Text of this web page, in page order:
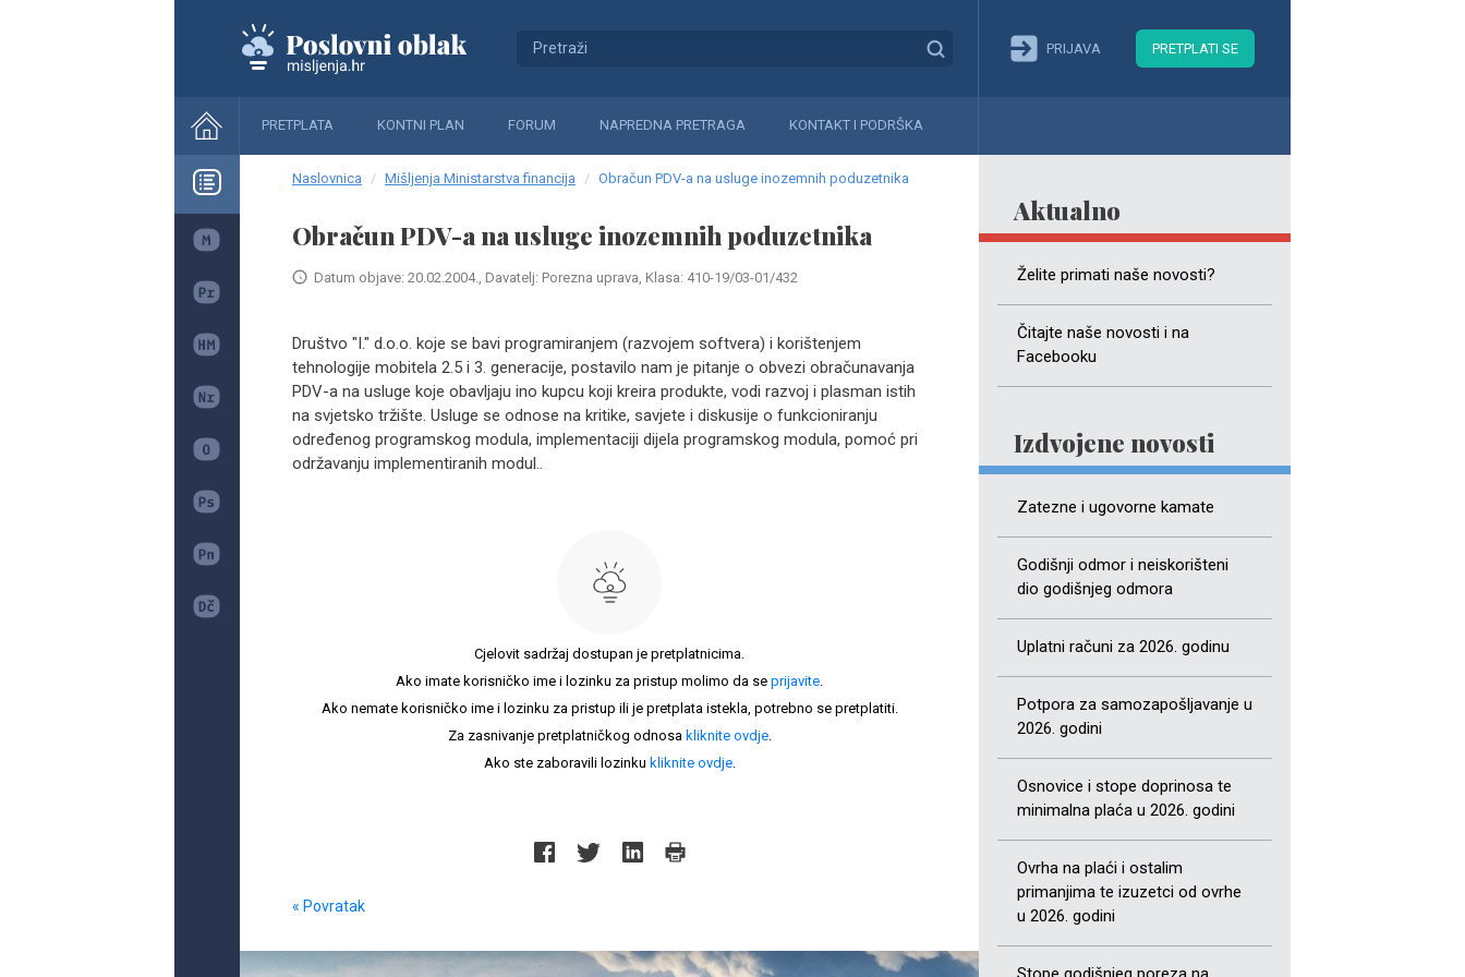
PRIJAVA PRETPLATI SE
PRETPLATA KONTNI PLAN FORUM NAPREDNA PRETRAGA KONTAKT I PODRŠKA
Aktualno
Želite primati naše novosti?
Čitajte naše novosti i na
Facebooku
Izdvojene novosti
Zatezne i ugovorne kamate
Godišnji odmor i neiskorišteni
dio godišnjeg odmora
Uplatni računi za 2026. godinu
Potpora za samozapošljavanje u
2026. godini
Osnovice i stope doprinosa te
minimalna plaća u 2026. godini
Ovrha na plaći i ostalim
primanjima te izuzetci od ovrhe
u 2026. godini
Naslovnica Mišljenja Ministarstva financija Obračun PDV-a na usluge inozemnih poduzetnika
Obračun PDV-a na usluge inozemnih poduzetnika
Datum objave: 20.02.2004., Davatelj: Porezna uprava, Klasa: 410-19/03-01/432
Društvo "I." d.o.o. koje se bavi programiranjem (razvojem softvera) i korištenjem
tehnologije mobitela 2.5 i 3. generacije, postavilo nam je pitanje o obvezi obračunavanja
PDV-a na usluge koje obavljaju ino kupcu koji kreira produkte, vodi razvoj i plasman istih
na svjetsko tržište. Usluge se odnose na kritike, savjete i diskusije o funkcioniranju
određenog programskog modula, implementaciji dijela programskog modula, pomoć pri
održavanju implementiranih modul..
Cjelovit sadržaj dostupan je pretplatnicima.
Ako imate korisničko ime i lozinku za pristup molimo da se prijavite.
Ako nemate korisničko ime i lozinku za pristup ili je pretplata istekla, potrebno se pretplatiti.
Za zasnivanje pretplatničkog odnosa kliknite ovdje.
Ako ste zaboravili lozinku kliknite ovdje.
« Povratak